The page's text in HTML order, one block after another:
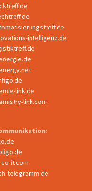
intelligenz.de
link.de
link.com
it.com
telegramm.de